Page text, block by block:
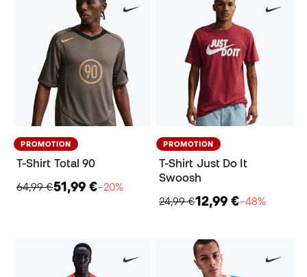
PROMOTION
T-Shirt Total 90
64,99 €51,99 €−20%
PROMOTION
T-Shirt Just Do It
Swoosh
24,99 €12,99 €−48%